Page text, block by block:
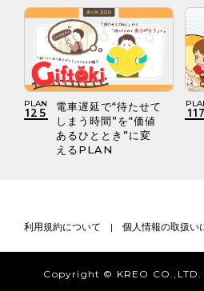
PLAN
125
電車遅延で“待たせて
しまう時間”を“価値
あるひととき”に変
えるPLAN
117
利用規約について | 個人情報の取扱い
Copyright © KREO CO.,LTD.